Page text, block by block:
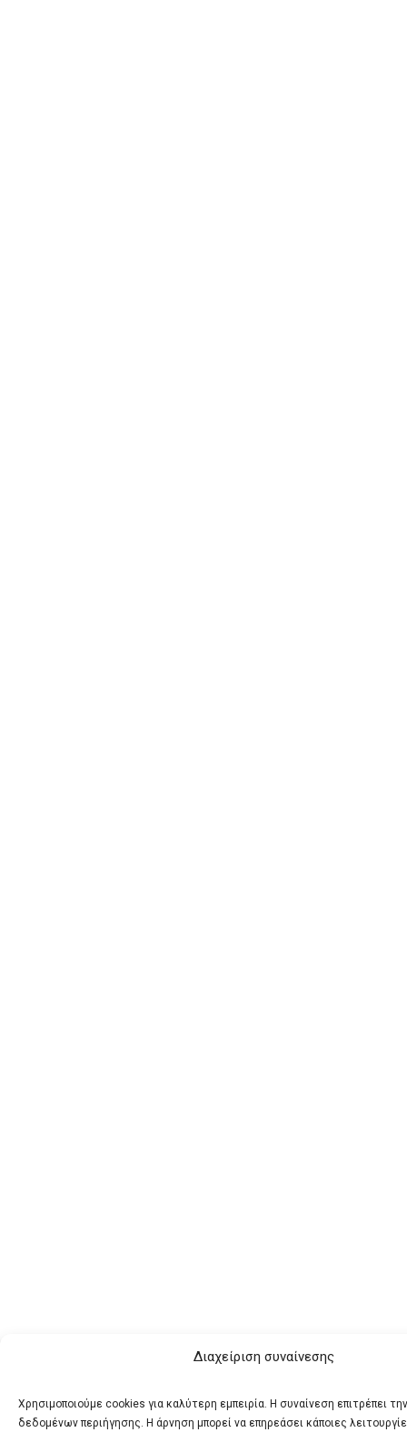
Διαχείριση συναίνεσης
Χρησιμοποιούμε cookies για καλύτερη εμπειρία. Η συναίνεση επιτρέπει
δεδομένων περιήγησης. Η άρνηση μπορεί να επηρεάσει κάποιες